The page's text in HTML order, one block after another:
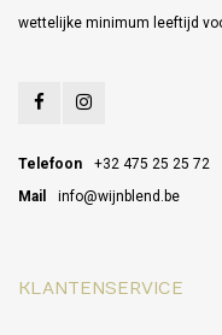
wettelijke minimum leeftijd
Telefoon
+32 475 25 25 72
Mail
info@wijnblend.be
KLANTENSERVICE